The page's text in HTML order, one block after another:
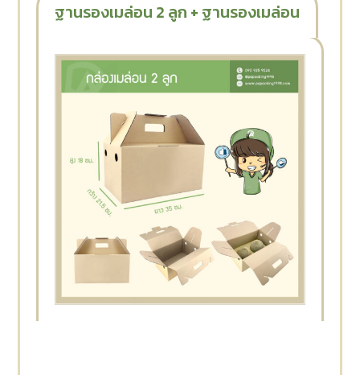
ฐานรองเมล่อน 2 ลูก + ฐานรองเมล่อน